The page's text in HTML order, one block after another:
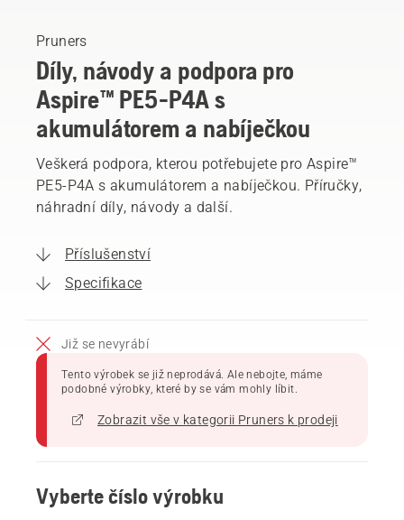
Pruners
Díly, návody a podpora pro
Aspire™ PE5-P4A s
akumulátorem a nabíječkou
Veškerá podpora, kterou potřebujete pro Aspire™
PE5-P4A s akumulátorem a nabíječkou. Příručky,
náhradní díly, návody a další.
Příslušenství
Specifikace
Již se nevyrábí
Tento výrobek se již neprodává. Ale nebojte, máme
podobné výrobky, které by se vám mohly líbit.
Zobrazit vše v kategorii Pruners k prodeji
Vyberte číslo výrobku